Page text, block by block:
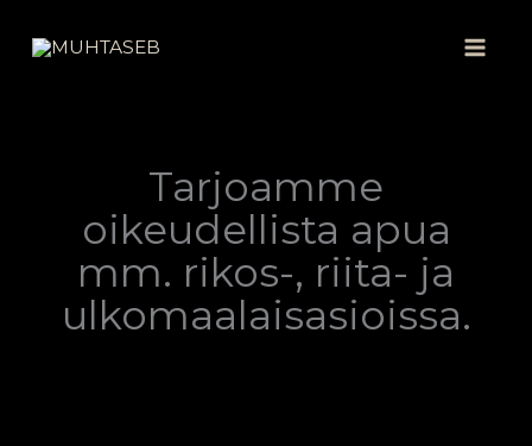
sisältöön
Tarjoamme
oikeudellista apua
mm. rikos-, riita- ja
ulkomaalaisasioissa.